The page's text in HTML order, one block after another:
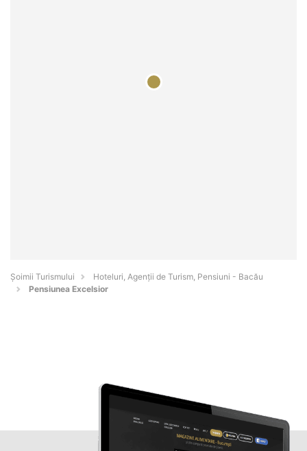
Șoimii Turismului
Hoteluri, Agenții de Turism, Pensiuni - Bacău
Pensiunea Excelsior